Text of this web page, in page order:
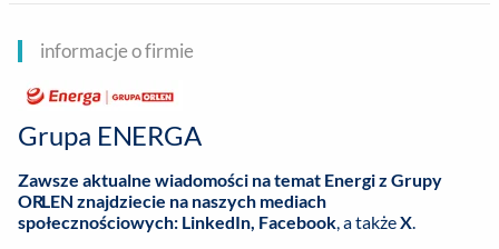
informacje o firmie
Grupa ENERGA
Zawsze aktualne wiadomości na temat Energi z Grupy
ORLEN znajdziecie na naszych mediach
społecznościowych: LinkedIn, Facebook, a takżeX.